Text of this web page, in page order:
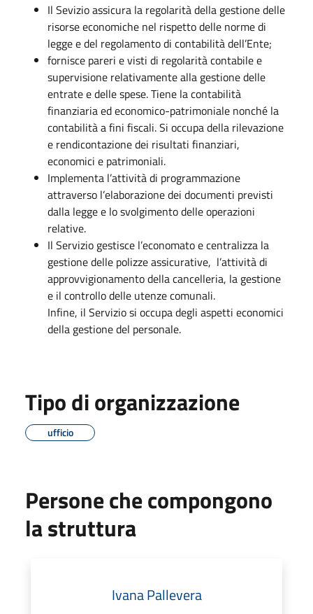
Il Sevizio assicura la regolarità della gestione delle
risorse economiche nel rispetto delle norme di
legge e del regolamento di contabilità dell’Ente;
fornisce pareri e visti di regolarità contabile e
supervisione relativamente alla gestione delle
entrate e delle spese. Tiene la contabilità
finanziaria ed economico-patrimoniale nonché la
contabilità a fini fiscali. Si occupa della rilevazione
e rendicontazione dei risultati finanziari,
economici e patrimoniali.
Implementa l’attività di programmazione
attraverso l’elaborazione dei documenti previsti
dalla legge e lo svolgimento delle operazioni
relative.
Il Servizio gestisce l’economato e centralizza la
gestione delle polizze assicurative, l’attività di
approvvigionamento della cancelleria, la gestione
e il controllo delle utenze comunali.
Infine, il Servizio si occupa degli aspetti economici
della gestione del personale.
Tipo di organizzazione
ufficio
Persone che compongono
la struttura
Ivana Pallevera